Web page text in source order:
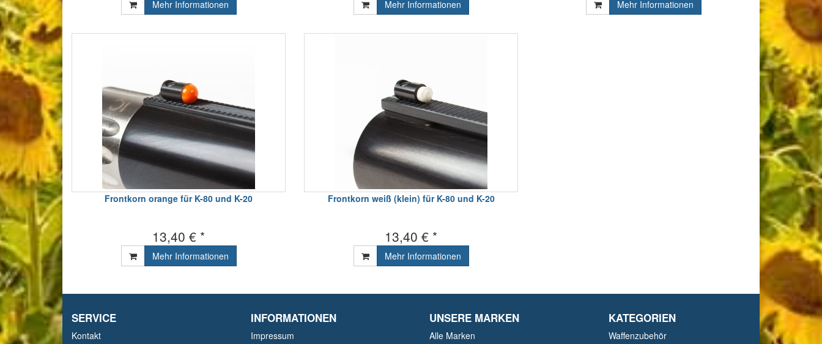
Mehr Informationen Mehr Informationen Mehr Informationen
Frontkorn orange für K-80 und K-20
13,40 € *
Mehr Informationen
Frontkorn weiß (klein) für K-80 und K-20
13,40 € *
Mehr Informationen
SERVICE
Kontakt
INFORMATIONEN
Impressum
UNSERE MARKEN
Alle Marken
KATEGORIEN
Waffenzubehör